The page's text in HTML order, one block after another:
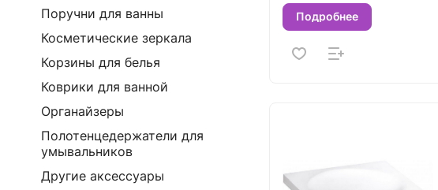
Подробнее
Поручни для ванны
Косметические зеркала
Корзины для белья
Коврики для ванной
Органайзеры
Полотенцедержатели для
умывальников
Другие аксессуары